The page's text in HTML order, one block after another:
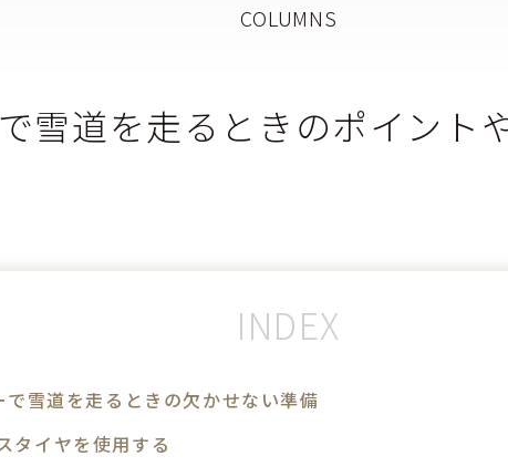
雪道を走るときのポイント
で雪道を走るときの欠かせない準備
タイヤを使用する